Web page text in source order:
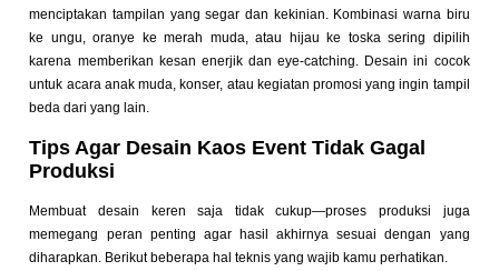
menciptakan tampilan yang segar dan kekinian. Kombinasi warna biru
ke ungu, oranye ke merah muda, atau hijau ke toska sering dipilih
karena memberikan kesan enerjik dan eye-catching. Desain ini cocok
untuk acara anak muda, konser, atau kegiatan promosi yang ingin tampil
beda dari yang lain.
Tips Agar Desain Kaos Event Tidak Gagal
Produksi
Membuat desain keren saja tidak cukup—proses produksi juga
memegang peran penting agar hasil akhirnya sesuai dengan yang
diharapkan. Berikut beberapa hal teknis yang wajib kamu perhatikan.